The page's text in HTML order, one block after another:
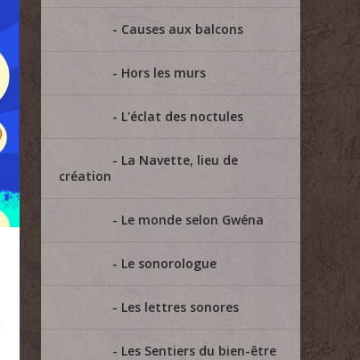
Causes aux balcons
Hors les murs
L'éclat des noctules
La Navette, lieu de
création
Le monde selon Gwéna
Le sonorologue
Les lettres sonores
Les Sentiers du bien-être